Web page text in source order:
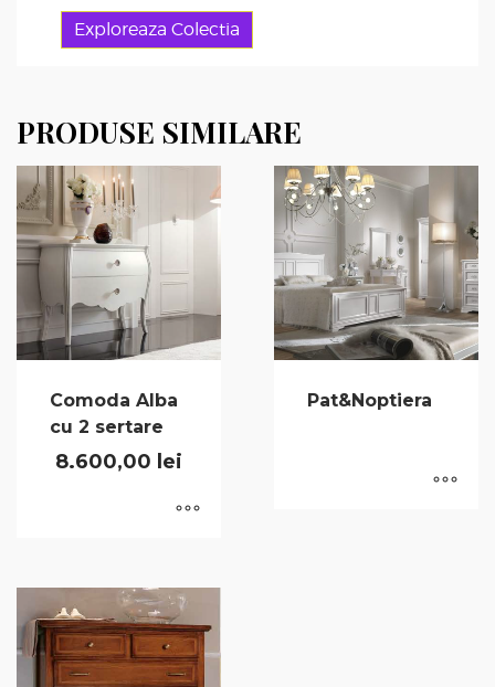
Exploreaza Colectia
PRODUSE SIMILARE
Comoda Alba
cu 2 sertare
8.600,00 lei
Pat&Noptiera